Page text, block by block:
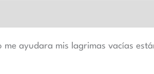
ayudara mis lagrimas vacías